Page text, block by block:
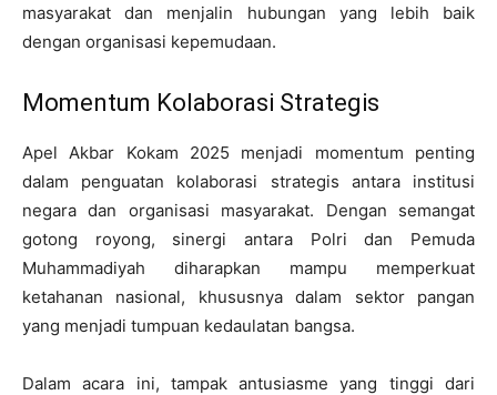
masyarakat dan menjalin hubungan yang lebih baik
dengan organisasi kepemudaan.
Momentum Kolaborasi Strategis
Apel Akbar Kokam 2025 menjadi momentum penting
dalam penguatan kolaborasi strategis antara institusi
negara dan organisasi masyarakat. Dengan semangat
gotong royong, sinergi antara Polri dan Pemuda
Muhammadiyah diharapkan mampu memperkuat
ketahanan nasional, khususnya dalam sektor pangan
yang menjadi tumpuan kedaulatan bangsa.
Dalam acara ini, tampak antusiasme yang tinggi dari